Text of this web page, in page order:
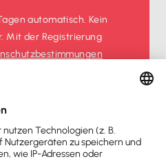
automatisch. Kein
Mit der Registrierung
50%